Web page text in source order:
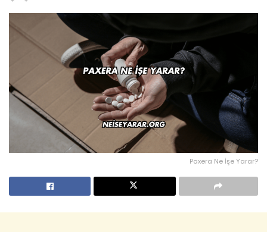
Paxera Ne İşe Yarar?